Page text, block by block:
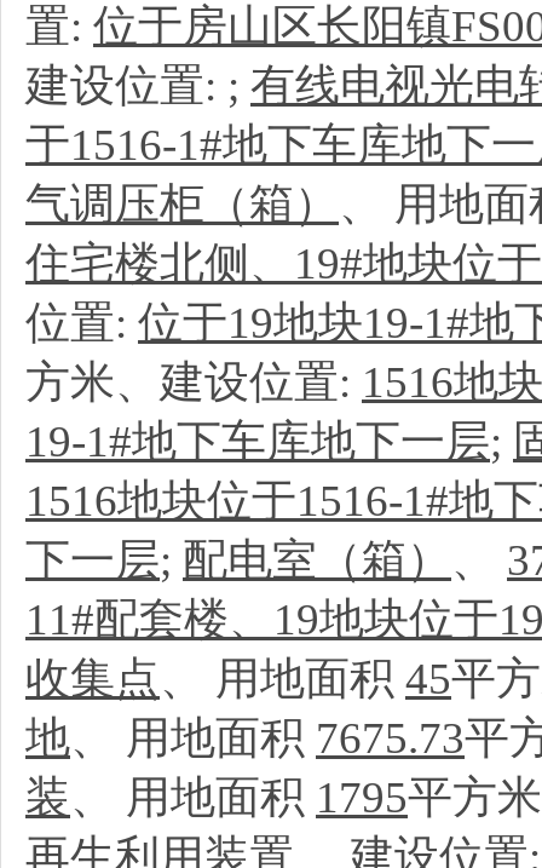
置: 位于房山区长阳镇
建设位置: ; 有线电视光电
于1516-1#地下车库地下
气调压柜（箱） 、 用地
住宅楼北侧、19#地块位
位置: 位于19地块19-1#地
方米、建设位置: 1516地
19-1#地下车库地下一层;
1516地块位于1516-1#地
下一层; 配电室（箱） 、
11#配套楼、19地块位于
收集点、 用地面积 45平
地、 用地面积 7675.73平
装、 用地面积 1795平方
再生利用装置
建设位